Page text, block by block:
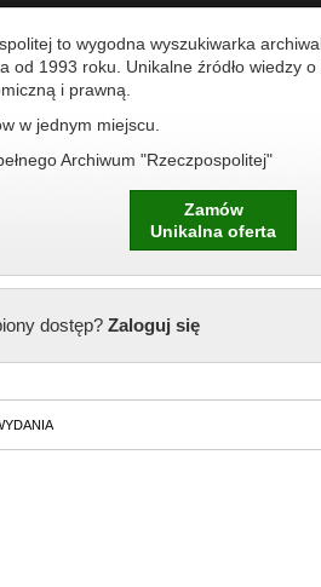
to wygodna wyszukiwarka
od 1993 roku. Unikalne źródło wiedzy
i prawną.
w jednym miejscu.
Archiwum "Rzeczpospolitej"
Zamów
Unikalna oferta
dostęp?Zaloguj się